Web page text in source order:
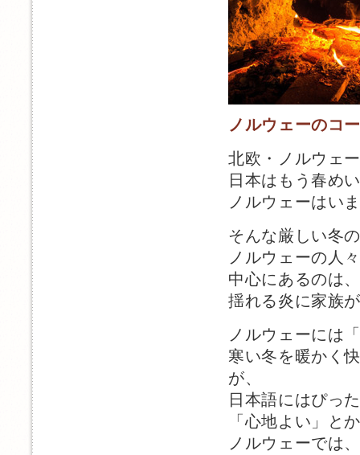
ノルウェーのコ
北欧・ノルウェ
日本はもう春め
ノルウェーはい
そんな厳しい冬
ノルウェーの人
中心にあるのは
揺れる炎に家族
ノルウェーには
寒い冬を暖かく
が、
日本語にはぴっ
「心地よい」と
ノルウェーでは